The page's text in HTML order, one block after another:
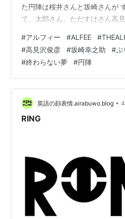
た円陣は桜井さんと坂崎さんが
て、太郎さん、ただすけさん高
気候風土が生んだ味＞【メディ
ミ【一番人気の極上生サラミ】
料別) (2022/8/27時点) 木野子先
ツイッターにてお知らせいたし
します！ 去年のこと賢さんパソ
を極める 【…
#アルフィー #ALFEE #
#高見沢俊彦 #坂崎幸之助 #ぷ
#終わらない夢 #円陣
英語の顔表情.airabuwo.blog •
RING